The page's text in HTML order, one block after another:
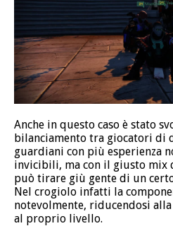
Anche in questo caso è stato
bilanciamento tra giocatori di
guardiani con più esperienza
invicibili, ma con il giusto mix
può tirare giù gente di un
Nel crogiolo infatti la
notevolmente, riducendosi
al proprio livello.